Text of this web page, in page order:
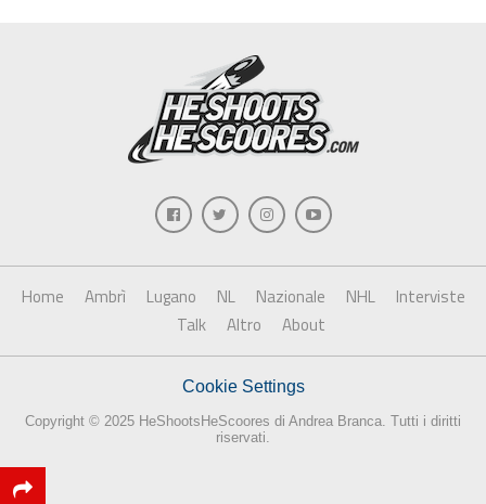
Home Ambrì Lugano NL Nazionale NHL
Interviste
Talk
Altro About
Cookie Settings
Copyright © 2025 HeShootsHeScoores di Andrea Branca. Tutti i diritti
riservati.